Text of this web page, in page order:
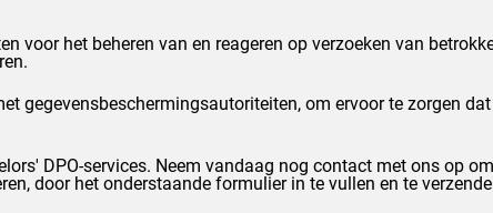
voor het beheren van en reageren op verzoeken van
gegevensbeschermingsautoriteiten, om ervoor te zorgen
' DPO-services. Neem vandaag nog contact met ons op
door het onderstaande formulier in te vullen en te